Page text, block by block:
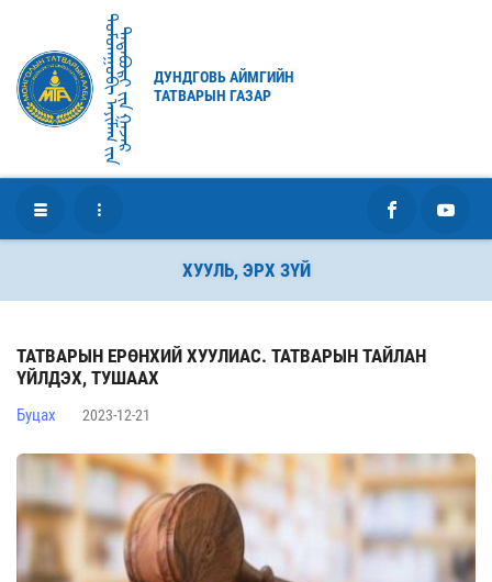
ᠳᠤᠮᠳᠠᠭᠣᠪᠢ ᠠᠶᠢᠮᠠᠭ ᠶ᠋ᠢᠨᠲᠠᠲᠠᠪᠤᠷᠢ ᠶ᠋ᠢᠨ ᠭᠠᠵᠠᠷ
ДУНДГОВЬ АЙМГИЙН
ТАТВАРЫН ГАЗАР
ХУУЛЬ, ЭРХ ЗҮЙ
ТАТВАРЫН ЕРӨНХИЙ ХУУЛИАС. ТАТВАРЫН ТАЙЛАН
ҮЙЛДЭХ, ТУШААХ
Буцах 2023-12-21